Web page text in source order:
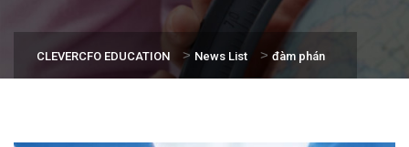
CLEVERCFO EDUCATION > News List > đàm phán